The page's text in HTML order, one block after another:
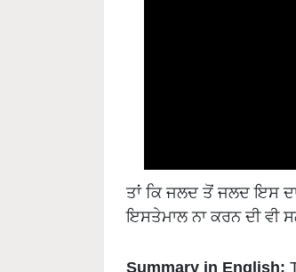
ਤਾਂ ਕਿ ਜਲਦ ਤੋਂ ਜਲਦ ਇਸ
ਇਸਤੇਮਾਲ ਨਾ ਕਰਨ ਦੀ ਵੀ
Summary in English: